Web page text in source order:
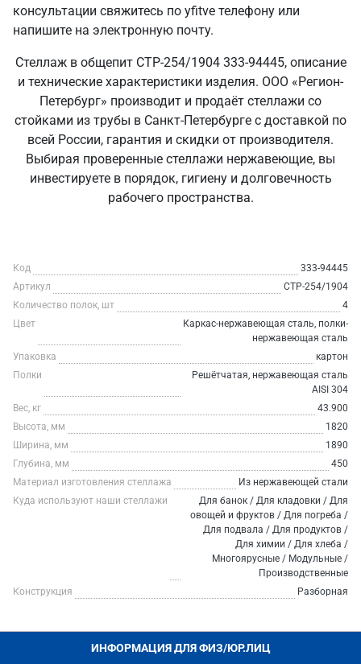
консультации свяжитесь по yfitve телефону или
напишите на электронную почту.
Стеллаж в общепит СТР-254/1904 333-94445, описание
и технические характеристики изделия. ООО «Регион-
Петербург» производит и продаёт стеллажи со
стойками из трубы в Санкт‑Петербурге с доставкой по
всей России, гарантия и скидки от производителя.
Выбирая проверенные стеллажи нержавеющие, вы
инвестируете в порядок, гигиену и долговечность
рабочего пространства.
Код
333-94445
Артикул
СТР-254/1904
Количество полок, шт
4
Цвет
Каркас-нержавеющая сталь, полки-
нержавеющая сталь
Упаковка
картон
Полки
Решётчатая, нержавеющая сталь
AISI 304
Вес, кг
43.900
Высота, мм
1820
Ширина, мм
1890
Глубина, мм
450
Материал изготовления стеллажа
Из нержавеющей стали
Куда используют наши стеллажи
Для банок / Для кладовки / Для
овощей и фруктов / Для погреба /
Для подвала / Для продуктов /
Для химии / Для хлеба /
Многоярусные / Модульные /
Производственные
Конструкция
Разборная
ИНФОРМАЦИЯ ДЛЯ ФИЗ/ЮР.ЛИЦ